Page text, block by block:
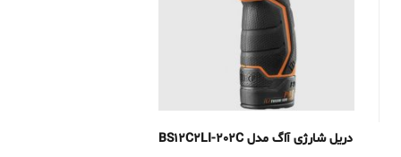
دریل شارژی آاگ مدل BS12C2LI-202C